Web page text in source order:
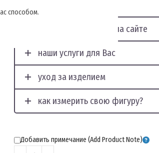
способом.
отображение фото на сайте
наши услуги для Вас
уход за изделием
как измерить свою фигуру?
Добавить примечание (Add Product Note)